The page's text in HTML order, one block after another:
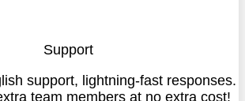
Support
support, lightning-fast responses.
team members at no extra cost!